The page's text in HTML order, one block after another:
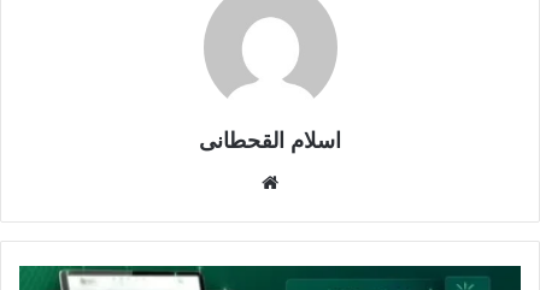
اسلام القحطانى
ق
ع